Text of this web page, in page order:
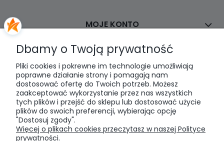
MOJE KONTO
PŁATNOŚCI I DOSTAWA
INFORMACJE
O NAS
Dbamy o Twoją prywatność
Pliki cookies i pokrewne im technologie umożliwiają
poprawne działanie strony i pomagają nam
dostosować ofertę do Twoich potrzeb. Możesz
zaakceptować wykorzystanie przez nas wszystkich
tych plików i przejść do sklepu lub dostosować użycie
plików do swoich preferencji, wybierając opcję
"Dostosuj zgody".
Więcej o plikach cookies przeczytasz w naszej Polityce
prywatności.